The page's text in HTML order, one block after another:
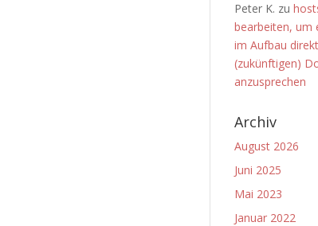
Peter K. zu
bearbeiten, um
im Aufbau
(zukünftigen)
anzusprechen
Archiv
August 2026
Juni 2025
Mai 2023
Januar 2022